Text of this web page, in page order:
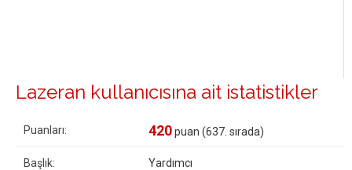
Lazeran kullanıcısına ait istatistikler
Puanları: 420puan (637 . sırada)
Başlık: Yardımcı